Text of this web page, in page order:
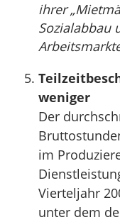
ihrer
Sozialabbau
weniger
Der
im
Vierteljahr
unter dem